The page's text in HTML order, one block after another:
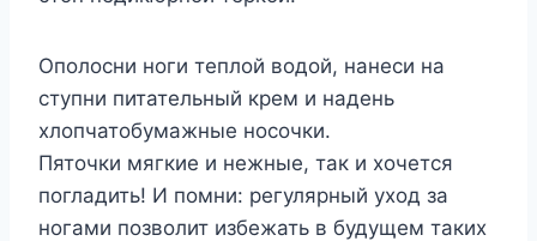
Ополосни ноги теплой водой, нанеси на
ступни питательный крем и надень
хлопчатобумажные носочки.
Пяточки мягкие и нежные, так и хочется
погладить! И помни: регулярный уход за
ногами позволит избежать в будущем таких